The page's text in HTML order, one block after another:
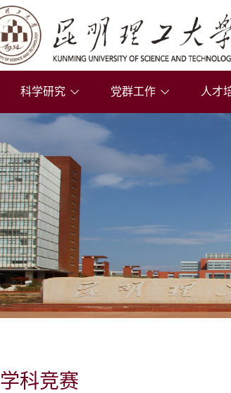
科学研究 党群工作 人才
学科竞赛